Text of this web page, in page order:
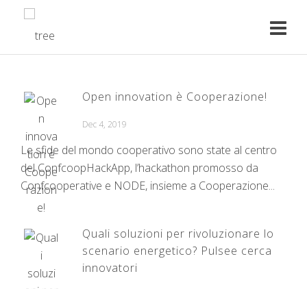
Open innovation è Cooperazione!
Dec 4, 2019
Le sfide del mondo cooperativo sono state al centro
del ConfcoopHackApp, l’hackathon promosso da
Confcooperative e NODE, insieme a Cooperazione...
Quali soluzioni per rivoluzionare lo
scenario energetico? Pulsee cerca
innovatori